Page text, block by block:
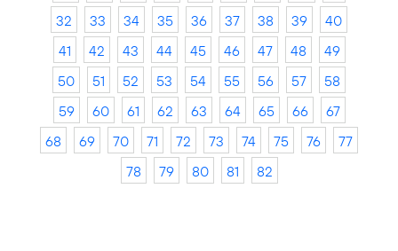
32
33 34 35 36 37 38 39
40
41
42 43 44 45 46 47 48
49
50
51 52 53 54 55 56 57
58
59
60 61 62 63 64 65 66
67
68
69 70 71 72 73 74 75 76
77
78
79 80 81 82